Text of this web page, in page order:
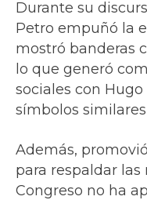
Durante su
Petro empuñó la
mostró banderas
lo que generó
sociales con
símbolos
Además,
para respaldar las
Congreso no ha